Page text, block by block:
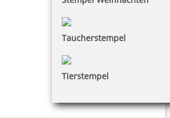
Taucherstempel
Tierstempel